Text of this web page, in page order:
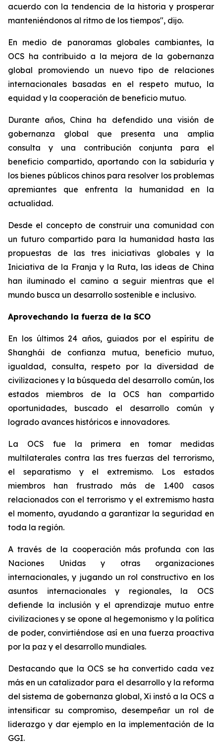
acuerdo con la tendencia de la historia y prosperar
manteniéndonos al ritmo de los tiempos", dijo.
En medio de panoramas globales cambiantes, la
OCS ha contribuido a la mejora de la gobernanza
global promoviendo un nuevo tipo de relaciones
internacionales basadas en el respeto mutuo, la
equidad y la cooperación de beneficio mutuo.
Durante años, China ha defendido una visión de
gobernanza global que presenta una amplia
consulta y una contribución conjunta para el
beneficio compartido, aportando con la sabiduría y
los bienes públicos chinos para resolver los problemas
apremiantes que enfrenta la humanidad en la
actualidad.
Desde el concepto de construir una comunidad con
un futuro compartido para la humanidad hasta las
propuestas de las tres iniciativas globales y la
Iniciativa de la Franja y la Ruta, las ideas de China
han iluminado el camino a seguir mientras que el
mundo busca un desarrollo sostenible e inclusivo.
Aprovechando la fuerza de la SCO
En los últimos 24 años, guiados por el espíritu de
Shanghái de confianza mutua, beneficio mutuo,
igualdad, consulta, respeto por la diversidad de
civilizaciones y la búsqueda del desarrollo común, los
estados miembros de la OCS han compartido
oportunidades, buscado el desarrollo común y
logrado avances históricos e innovadores.
La OCS fue la primera en tomar medidas
multilaterales contra las tres fuerzas del terrorismo,
el separatismo y el extremismo. Los estados
miembros han frustrado más de 1.400 casos
relacionados con el terrorismo y el extremismo hasta
el momento, ayudando a garantizar la seguridad en
toda la región.
A través de la cooperación más profunda con las
Naciones Unidas y otras organizaciones
internacionales, y jugando un rol constructivo en los
asuntos internacionales y regionales, la OCS
defiende la inclusión y el aprendizaje mutuo entre
civilizaciones y se opone al hegemonismo y la política
de poder, convirtiéndose así en una fuerza proactiva
por la paz y el desarrollo mundiales.
Destacando que la OCS se ha convertido cada vez
más en un catalizador para el desarrollo y la reforma
del sistema de gobernanza global, Xi instó a la OCS a
intensificar su compromiso, desempeñar un rol de
liderazgo y dar ejemplo en la implementación de la
GGI.